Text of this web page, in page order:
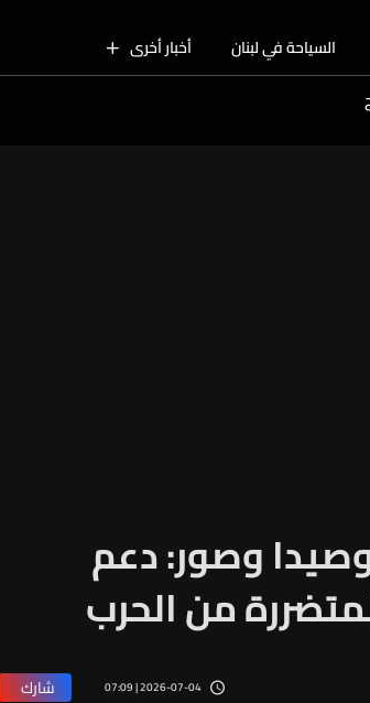
السياحة في لبنان أخبار أخرى
وصور: دعم
من الحرب
2026-07-04 | 07:09 شارك